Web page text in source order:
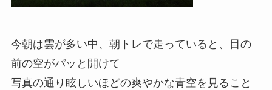
今朝は雲が多い中、朝トレで走っていると、目の
前の空がパッと開けて
写真の通り眩しいほどの爽やかな青空を見ること